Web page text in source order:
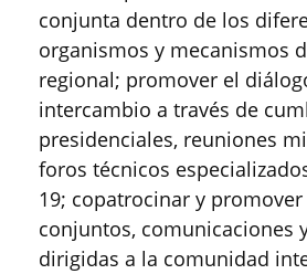
conjunta dentro de los
organismos y mecanismos
regional; promover el
intercambio a través de
presidenciales, reuniones
foros técnicos
19; copatrocinar y promover
conjuntos, comunicaciones
dirigidas a la comunidad